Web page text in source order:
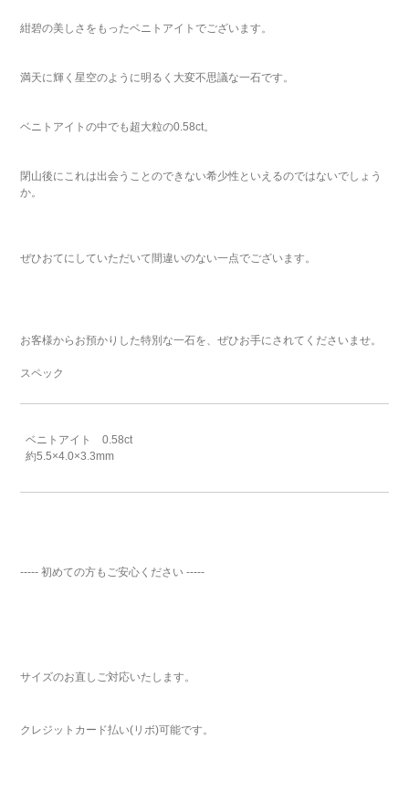
紺碧の美しさをもったベニトアイトでございます。
満天に輝く星空のように明るく大変不思議な一石です。
ベニトアイトの中でも超大粒の0.58ct。
閉山後にこれは出会うことのできない希少性といえるのではないでしょう
か。
ぜひおてにしていただいて間違いのない一点でございます。
お客様からお預かりした特別な一石を、ぜひお手にされてくださいませ。
スペック
ベニトアイト 0.58ct
約5.5×4.0×3.3mm
----- 初めての方もご安心ください -----
サイズのお直しご対応いたします。
クレジットカード払い(リボ)可能です。